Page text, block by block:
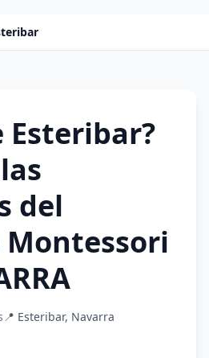
Esteribar?
del
📍 Esteribar, Navarra